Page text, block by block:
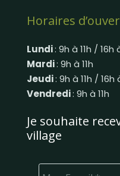
Horaires
Lundi: 9h à 11h / 16h
Mardi: 9h à 11h
Jeudi: 9h à 11h / 16h
Vendredi: 9h à 11h
Je souhaite
village